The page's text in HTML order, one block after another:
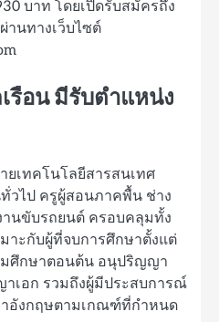
บาท โดยเปิดรับสมัครถึง
านทางเว็บไซต์
รือน มีรับตำแหน่ง
ยเทคโนโลยีสารสนเทศ
วไป ครูผู้สอนภาคพื้น ช่าง
นขับรถยนต์ ครอบคลุมทั้ง
าะกับผู้ที่จบการศึกษาตั้งแต่
มศึกษาตอนต้น อนุปริญญา
เอก รวมถึงผู้มีประสบการณ์
อังกฤษตามเกณฑ์ที่กำหนด